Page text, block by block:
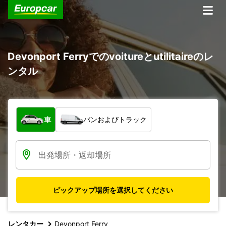
Devonport Ferryでのvoitureとutilitaireのレ
ンタル
車両の種類
車 バンおよびトラック
ピックアップ場所を選択してください
レンタカー Devonport Ferry